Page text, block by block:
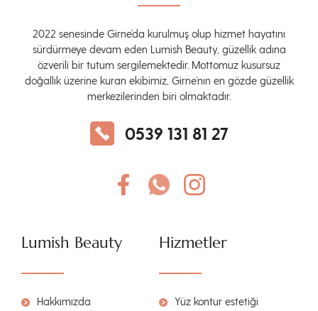
2022 senesinde Girne’da kurulmuş olup hizmet hayatını
sürdürmeye devam eden Lumish Beauty, güzellik adına
özverili bir tutum sergilemektedir. Mottomuz kusursuz
doğallık üzerine kuran ekibimiz, Girne’nın en gözde güzellik
merkezilerinden biri olmaktadır.
0539 131 81 27
Lumish Beauty
Hakkımızda
Hizmetler
Yüz kontur estetiği